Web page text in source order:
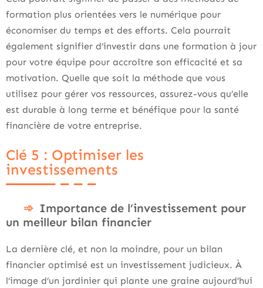
formation plus orientées vers le numérique pour
économiser du temps et des efforts. Cela pourrait
également signifier d’investir dans une formation à jour
pour votre équipe pour accroître son efficacité et sa
motivation. Quelle que soit la méthode que vous
utilisez pour gérer vos ressources, assurez-vous qu’elle
est durable à long terme et bénéfique pour la santé
financière de votre entreprise.
Clé 5 : Optimiser les
investissements
Importance de l’investissement pour
un meilleur bilan financier
La dernière clé, et non la moindre, pour un bilan
financier optimisé est un investissement judicieux. À
l’image d’un jardinier qui plante une graine aujourd’hui